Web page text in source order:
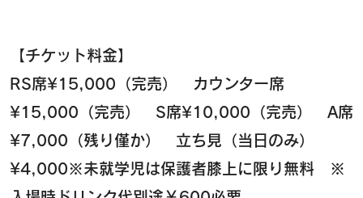
【チケット料金】
RS席¥15,000（完売） カウンター席
¥15,000（完売） S席¥10,000（完売） A席
¥7,000（残り僅か） 立ち見（当日のみ）
¥4,000※未就学児は保護者膝上に限り無料 ※